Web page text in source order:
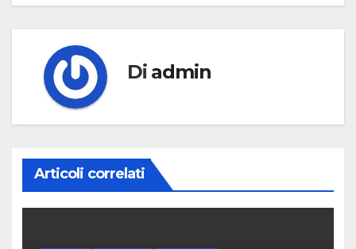
Di admin
Articoli correlati